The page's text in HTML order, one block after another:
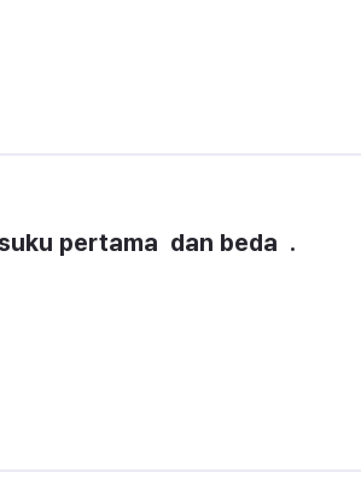
pertama  dan beda  .